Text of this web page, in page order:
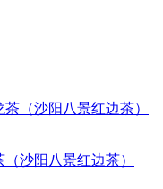
沙阳八景红边茶）